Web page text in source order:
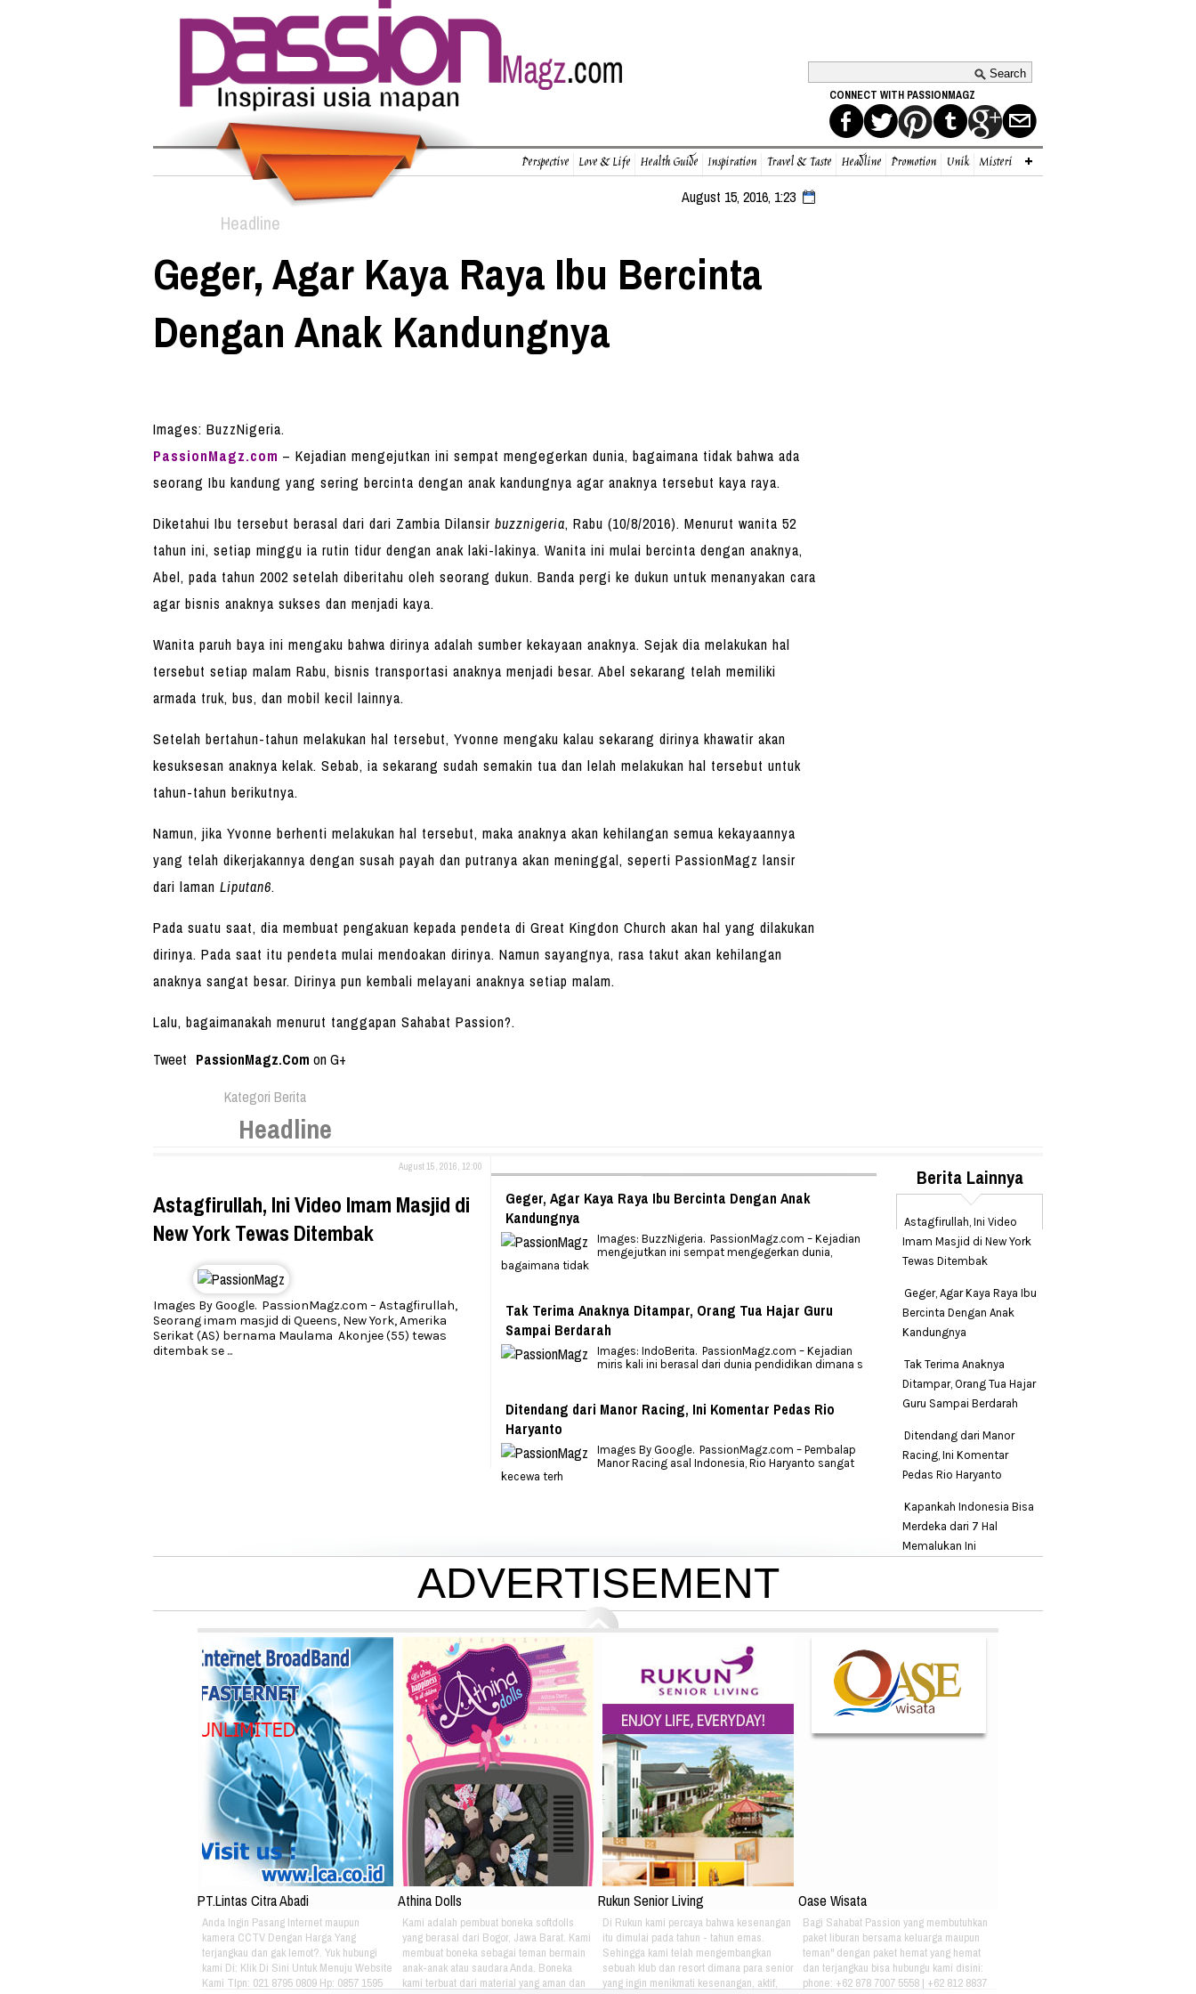
CONNECT WITH PASSIONMAGZ
Perspective Love & Life Health Guide Inspiration Travel & Taste Headline Promotion Unik Misteri
Headline
August 15, 2016, 1:23
Geger, Agar Kaya Raya Ibu Bercinta
Dengan Anak Kandungnya
Images: BuzzNigeria.
PassionMagz.com – Kejadian mengejutkan ini sempat mengegerkan dunia, bagaimana tidak bahwa ada
seorang Ibu kandung yang sering bercinta dengan anak kandungnya agar anaknya tersebut kaya raya.
Diketahui Ibu tersebut berasal dari dari Zambia Dilansir buzznigeria, Rabu (10/8/2016). Menurut wanita 52
tahun ini, setiap minggu ia rutin tidur dengan anak laki-lakinya. Wanita ini mulai bercinta dengan anaknya,
Abel, pada tahun 2002 setelah diberitahu oleh seorang dukun. Banda pergi ke dukun untuk menanyakan cara
agar bisnis anaknya sukses dan menjadi kaya.
Wanita paruh baya ini mengaku bahwa dirinya adalah sumber kekayaan anaknya. Sejak dia melakukan hal
tersebut setiap malam Rabu, bisnis transportasi anaknya menjadi besar. Abel sekarang telah memiliki
armada truk, bus, dan mobil kecil lainnya.
Setelah bertahun-tahun melakukan hal tersebut, Yvonne mengaku kalau sekarang dirinya khawatir akan
kesuksesan anaknya kelak. Sebab, ia sekarang sudah semakin tua dan lelah melakukan hal tersebut untuk
tahun-tahun berikutnya.
Namun, jika Yvonne berhenti melakukan hal tersebut, maka anaknya akan kehilangan semua kekayaannya
yang telah dikerjakannya dengan susah payah dan putranya akan meninggal, seperti PassionMagz lansir
dari laman Liputan6.
Pada suatu saat, dia membuat pengakuan kepada pendeta di Great Kingdon Church akan hal yang dilakukan
dirinya. Pada saat itu pendeta mulai mendoakan dirinya. Namun sayangnya, rasa takut akan kehilangan
anaknya sangat besar. Dirinya pun kembali melayani anaknya setiap malam.
Lalu, bagaimanakah menurut tanggapan Sahabat Passion?.
Tweet PassionMagz.Com on G+
Kategori Berita
Headline
August 15, 2016, 12:00
Astagfirullah, Ini Video Imam Masjid di
New York Tewas Ditembak
Images By Google. PassionMagz.com – Astagfirullah,
Seorang imam masjid di Queens, New York, Amerika
Serikat (AS) bernama Maulama Akonjee (55) tewas
ditembak se ...
Geger, Agar Kaya Raya Ibu Bercinta Dengan Anak
Kandungnya
Images: BuzzNigeria. PassionMagz.com – Kejadian
mengejutkan ini sempat mengegerkan dunia,
bagaimana tidak
Tak Terima Anaknya Ditampar, Orang Tua Hajar Guru
Sampai Berdarah
Images: IndoBerita. PassionMagz.com – Kejadian
miris kali ini berasal dari dunia pendidikan dimana s
Ditendang dari Manor Racing, Ini Komentar Pedas Rio
Haryanto
Images By Google. PassionMagz.com – Pembalap
Manor Racing asal Indonesia, Rio Haryanto sangat
kecewa terh
Berita Lainnya
Astagfirullah, Ini Video
Imam Masjid di New York
Tewas Ditembak
Geger, Agar Kaya Raya Ibu
Bercinta Dengan Anak
Kandungnya
Tak Terima Anaknya
Ditampar, Orang Tua Hajar
Guru Sampai Berdarah
Ditendang dari Manor
Racing, Ini Komentar
Pedas Rio Haryanto
Kapankah Indonesia Bisa
Merdeka dari 7 Hal
Memalukan Ini
ADVERTISEMENT
PT.Lintas Citra Abadi
Anda Ingin Pasang Internet maupun
kamera CCTV Dengan Harga Yang
terjangkau dan gak lemot?. Yuk hubungi
kami Di: Klik Di Sini Untuk Menuju Website
Kami Tlpn: 021 8795 0809 Hp: 0857 1595
Athina Dolls
Kami adalah pembuat boneka softdolls
yang berasal dari Bogor, Jawa Barat. Kami
membuat boneka sebagai teman bermain
anak-anak atau saudara Anda. Boneka
kami terbuat dari material yang aman dan
Rukun Senior Living
Di Rukun kami percaya bahwa kesenangan
itu dimulai pada tahun - tahun emas.
Sehingga kami telah mengembangkan
sebuah klub dan resort dimana para senior
yang ingin menikmati kesenangan, aktif,
Oase Wisata
Bagi Sahabat Passion yang membutuhkan
paket liburan bersama keluarga maupun
teman" dengan paket hemat yang hemat
dan terjangkau bisa hubungu kami disini:
phone: +62 878 7007 5558 | +62 812 8837